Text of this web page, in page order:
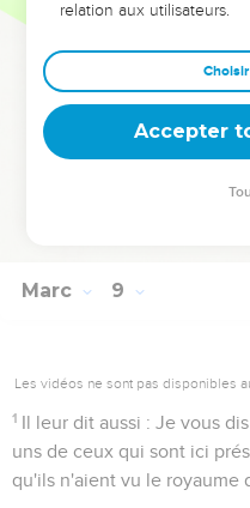
sauvera.
Car que servirait-il à un
s'il perdait son âme ?
Ou que donnerait
Car quiconque aura eu
parmi cette race adultère
Marc 9
Les vidéos ne sont pas disponibles
1 Il leur dit aussi : Je vous
uns de ceux qui sont ici
qu'ils n'aient vu le royaume
relation aux utilisateurs.
Accepter